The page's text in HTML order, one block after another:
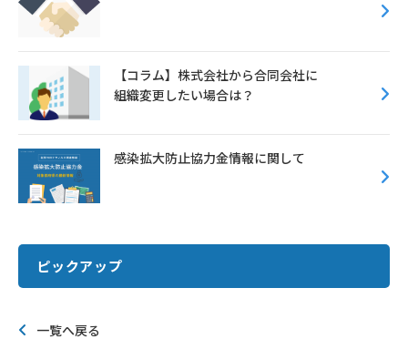
【コラム】株式会社から合同会社に
組織変更したい場合は？
感染拡大防止協力金情報に関して
ピックアップ
一覧へ戻る